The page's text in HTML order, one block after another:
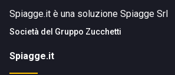
Spiagge.it è una soluzione Spiagge Srl
Società del Gruppo Zucchetti
Spiagge.it